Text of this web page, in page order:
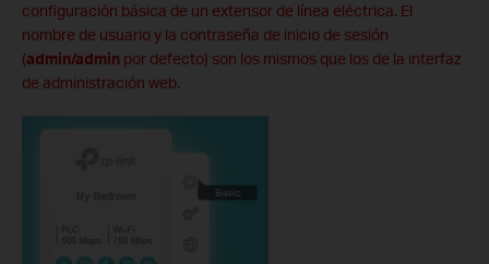
configuración básica de un extensor de línea eléctrica. El
nombre de usuario y la contraseña de inicio de sesión
(admin/admin por defecto) son los mismos que los de la interfaz
de administración web.